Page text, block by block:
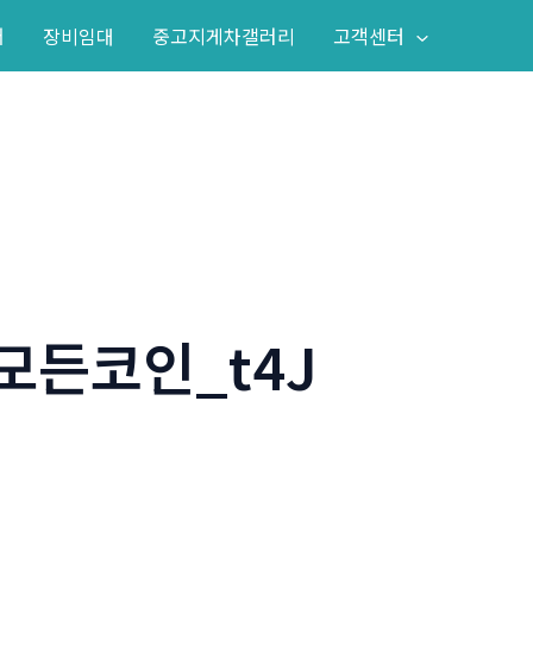
장비임대 중고지게차갤러리 고객센터
든코인_t4J